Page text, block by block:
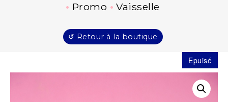
Promo
Vaisselle
↺ Retour à la boutique
Epuisé